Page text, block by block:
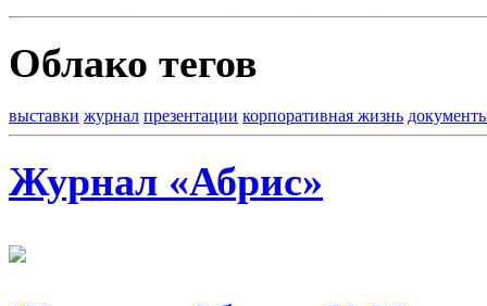
Облако тегов
выставки журнал презентации корпоративная жизнь
Журнал «Абрис»